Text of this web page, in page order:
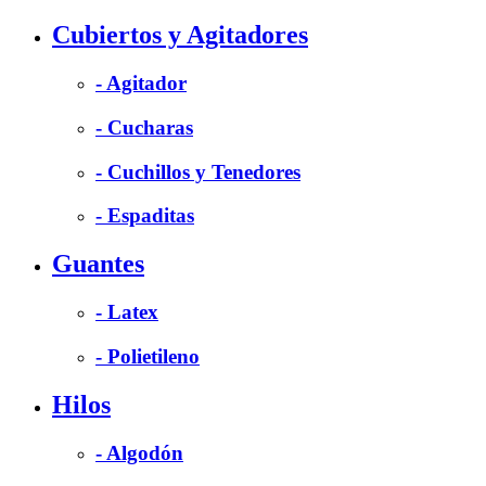
Cubiertos y Agitadores
- Agitador
- Cucharas
- Cuchillos y Tenedores
- Espaditas
Guantes
- Latex
- Polietileno
Hilos
- Algodón